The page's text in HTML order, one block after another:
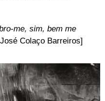
me, sim, bem me
Colaço Barreiros]